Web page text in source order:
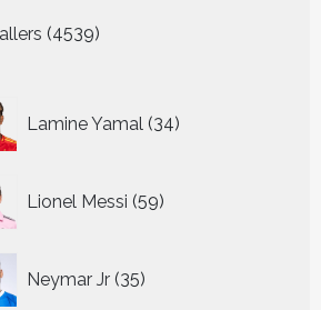
4539
producten
Lamine Yamal 34
producten
Lionel Messi 59
producten
Neymar Jr 35
producten